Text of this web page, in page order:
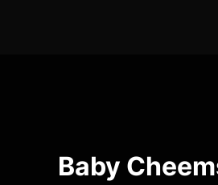
Baby